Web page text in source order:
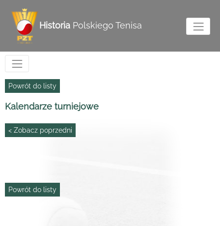
Historia Polskiego Tenisa
Powrót do listy
Kalendarze turniejowe
< Zobacz poprzedni
Powrót do listy